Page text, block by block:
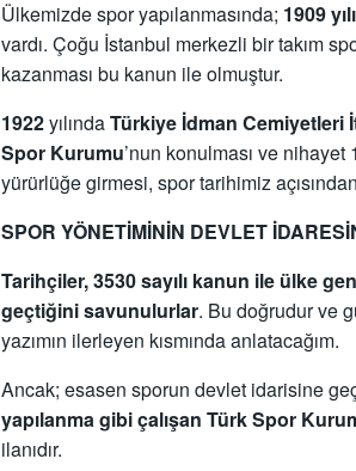
Ülkemizde spor yapılanmasında; 1909
vardı. Çoğu İstanbul merkezli bir takım
kazanması bu kanun ile olmuştur.
1922yılındaTürkiye İdman Cemiyetleri
Spor Kurumu’nun konulması ve nihayet 1
yürürlüğe girmesi, spor tarihimiz
SPOR YÖNETİMİNİN DEVLET
Tarihçiler, 3530 sayılı kanun ile ülke
geçtiğini savunulurlar. Bu doğrudur ve
yazımın ilerleyen kısmında anlatacağım.
Ancak; esasen sporun devlet idarisine
yapılanma gibi çalışan Türk Spor
ilanıdır.